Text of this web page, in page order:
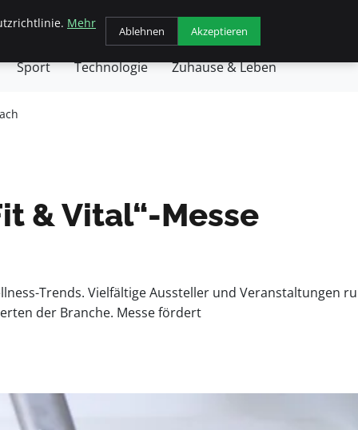
Gesundheit Haustiere Kochen
Sport Technologie Zuhause & Leben
& Vital“-Messe
Trends. Vielfältige Aussteller und Veranstaltungen
der Branche. Messe fördert
Mehr
Ablehnen Akzeptieren